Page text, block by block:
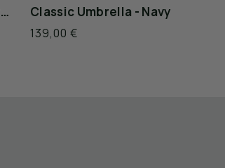
Recycled 66 Classic Hat - Stone Classic Umbrella - Navy
139,00 €